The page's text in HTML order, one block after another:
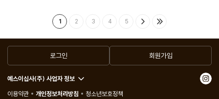
1 2 3 4 5
로그인 회원가입
예스이십사(주) 사업자 정보
이용약관
개인정보처리방침
청소년보호정책